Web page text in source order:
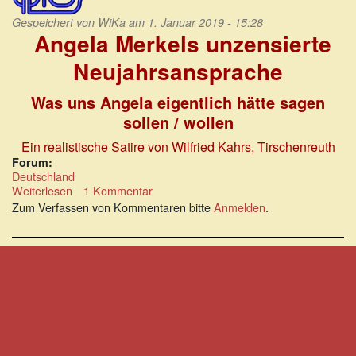
Gespeichert von WiKa am 1. Januar 2019 - 15:28
Angela Merkels unzensierte
Neujahrsansprache
Was uns Angela eigentlich hätte sagen
sollen / wollen
Ein realistische Satire von Wilfried Kahrs, Tirschenreuth
Forum:
Deutschland
Weiterlesen über
Angela
unzensierte
Neujahrsansprache
1 Kommentar
Zum Verfassen von Kommentaren bitteAnmelden.